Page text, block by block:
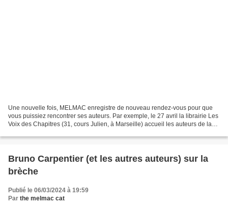
Une nouvelle fois, MELMAC enregistre de nouveau rendez-vous pour que
vous puissiez rencontrer ses auteurs. Par exemple, le 27 avril la librairie Les
Voix des Chapitres (31, cours Julien, à Marseille) accueil les auteurs de la
Bruno Carpentier (et les autres auteurs) sur la
brèche
Publié le 06/03/2024 à 19:59
Par the melmac cat